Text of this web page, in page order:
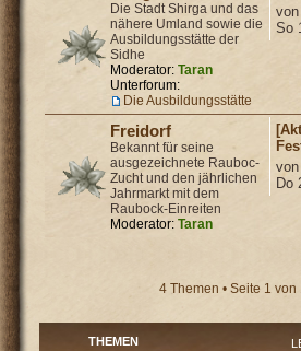
Die Stadt Shirga und das
nähere Umland sowie die
Ausbildungsstätte der
Sidhe
Moderator: Taran
Unterforum:
Die Ausbildungsstätte
So
Freidorf
Bekannt für seine
ausgezeichnete Rauboc-
Zucht und den jährlichen
Jahrmarkt mit dem
Raubock-Einreiten
Moderator: Taran
Do
4 Themen • Seite 1 von
THEMEN